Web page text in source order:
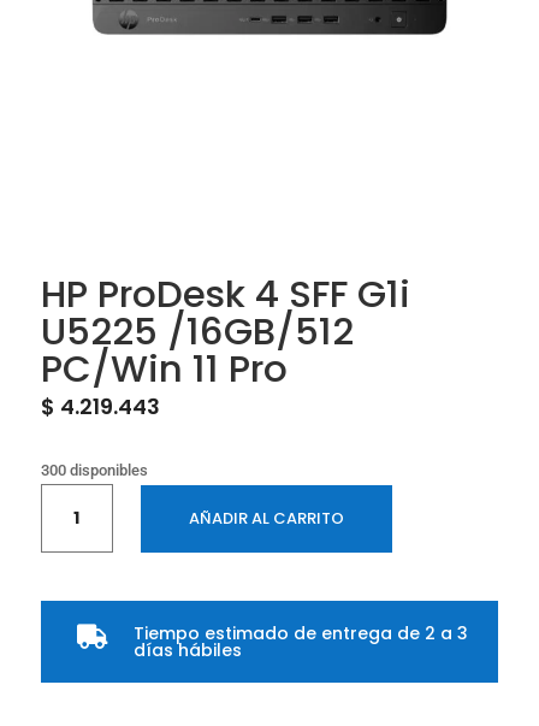
HP ProDesk 4 SFF G1i
U5225 /16GB/512
PC/Win 11 Pro
$ 4.219.443
300 disponibles
ProDesk
4
G1i
PC/Win
AÑADIR AL CARRITO
 Tiempo estimado de entrega de 2 a 3
días hábiles